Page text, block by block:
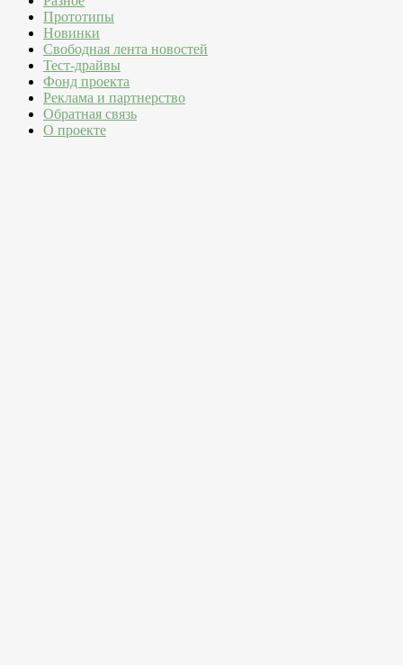
Прототипы
Новинки
Свободная лента новостей
Тест-драйвы
Фонд проекта
Реклама и партнерство
Обратная связь
О проекте